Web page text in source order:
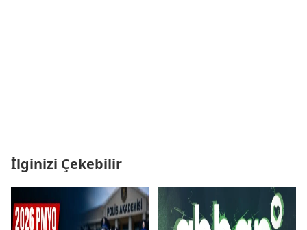
İlginizi Çekebilir